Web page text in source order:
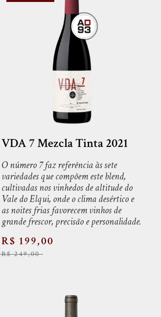
VDA 7 Mezcla Tinta 2021
O número 7 faz referência às sete
variedades que compõem este blend,
cultivadas nos vinhedos de altitude do
Vale do Elqui, onde o clima desértico e
as noites frias favorecem vinhos de
grande frescor, precisão e personalidade.
R$ 199,00
R$ 249,00